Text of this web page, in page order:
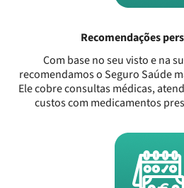
Recomendações
Com base no seu visto e na
recomendamos o Seguro Saúde
Ele cobre consultas médicas,
custos com medicamentos